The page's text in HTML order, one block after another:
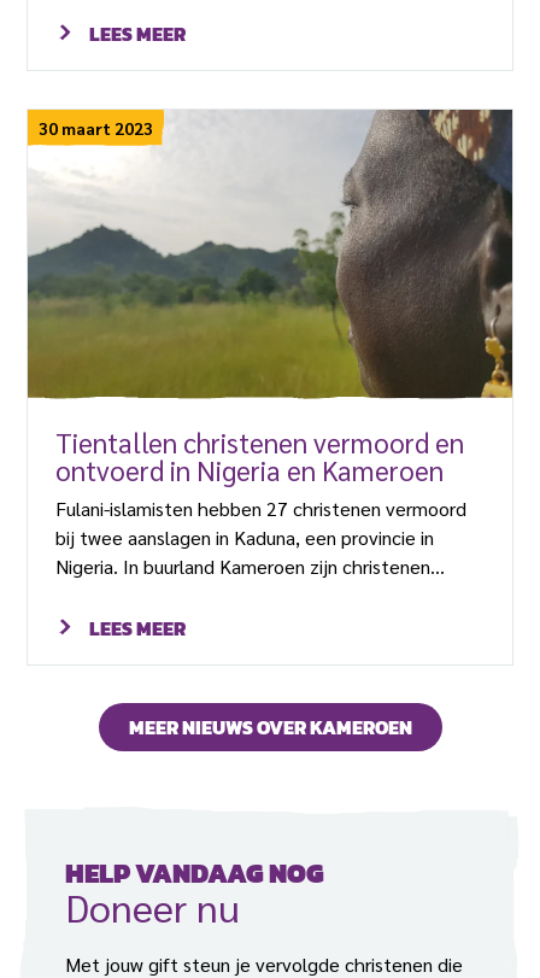
LEES MEER
30 maart 2023
Tientallen christenen vermoord en
ontvoerd in Nigeria en Kameroen
Fulani-islamisten hebben 27 christenen vermoord
bij twee aanslagen in Kaduna, een provincie in
Nigeria. In buurland Kameroen zijn christenen
gemeld. Zeventien christenen werden op vrijdag 10
Langson door Fulani-extremisten vermoord. In
Kaduna vond eind december ook al een bloedige
LEES MEER
MEER NIEUWS OVER KAMEROEN
HELP VANDAAG NOG
Doneer nu
Met jouw gift steun je vervolgde christenen die